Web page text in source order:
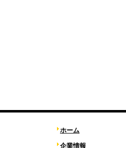
ホーム
企業情報